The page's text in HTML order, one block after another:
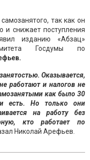
так как он
и снижает поступления
изданию «Абзац»
Госдумы по
Оказывается,
работают и налогов не
как было 30
есть. Но только они
на работу без
кто работает по
Николай Арефьев.